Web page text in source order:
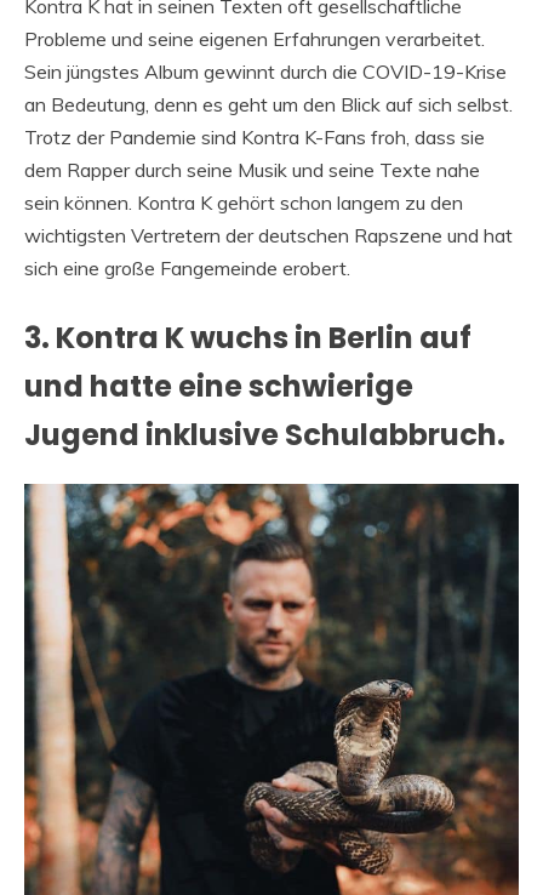
Kontra K hat in seinen Texten oft gesellschaftliche
Probleme und seine eigenen Erfahrungen verarbeitet.
Sein jüngstes Album gewinnt durch die COVID-19-Krise
an Bedeutung, denn es geht um den Blick auf sich selbst.
Trotz der Pandemie sind Kontra K-Fans froh, dass sie
dem Rapper durch seine Musik und seine Texte nahe
sein können. Kontra K gehört schon langem zu den
wichtigsten Vertretern der deutschen Rapszene und hat
sich eine große Fangemeinde erobert.
3. Kontra K wuchs in Berlin auf
und hatte eine schwierige
Jugend inklusive Schulabbruch.